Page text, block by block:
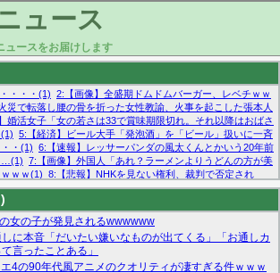
ュース
ュースをお届けします
・・・(1) 2:【画像】全盛期ドムドムバーガー、レベチｗｗ
災で転落し腰の骨を折った女性教諭、火事を起こした張本人
婚活女子「女の若さは33で賞味期限切れ。それ以降はおばさ
5:【経済】ビール大手「発泡酒」を「ビール」扱いに一斉
・(1) 6:【速報】レッサーパンダの風太くんとかいう20年前
7:【画像】外国人「あれ？ラーメンよりうどんの方が美
ｗｗ(1) 8:【悲報】NHKを見ない権利、裁判で否定され
原発縮小は間違いでした」(1) 10:【悲報】日本企業の人手不
も足りてません…」(1)
女の子が発見されるwwwwww
に本音「だいたい嫌いなものが出てくる」「お通しカ
言ったことある」
4の90年代風アニメのクオリティが凄すぎる件ｗｗｗ